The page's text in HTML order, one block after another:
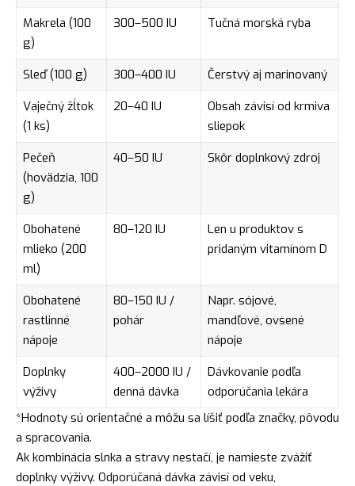
Makrela (100
g)
300–500 IU Tučná morská ryba
Sleď (100 g) 300–400 IU
Čerstvý aj marinovaný
Vaječný žĺtok
(1 ks)
20–40 IU
Obsah závisí od krmiva
sliepok
Pečeň
(hovädzia, 100
g)
40–50 IU Skôr doplnkový zdroj
Obohatené
mlieko (200
ml)
80–120 IU
Len u produktov s
pridaným vitamínom D
Obohatené
rastlinné
nápoje
80–150 IU /
pohár
Napr. sójové,
mandľové, ovsené
nápoje
Doplnky
výživy
400–2000 IU /
denná dávka
Dávkovanie podľa
odporúčania lekára
*Hodnoty sú orientačné a môžu sa líšiť podľa značky, pôvodu
a spracovania.
Ak kombinácia slnka a stravy nestačí, je namieste zvážiť
doplnky výživy. Odporúčaná dávka závisí od veku,